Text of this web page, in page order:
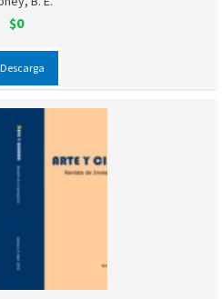
$0
Descarga